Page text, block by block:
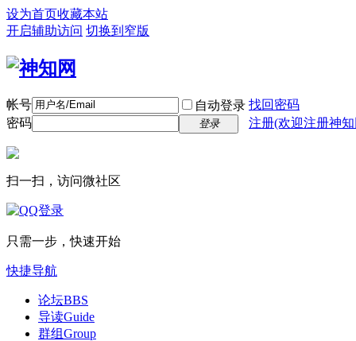
设为首页收藏本站
开启辅助访问 切换到窄版
帐号 自动登录 找回密码
密码
登录 注册(欢迎注册神
扫一扫，访问微社区
只需一步，快速开始
快捷导航
论坛BBS
导读Guide
群组Group